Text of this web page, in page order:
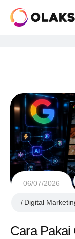
06/07/2026
Digital
Cara Pakai